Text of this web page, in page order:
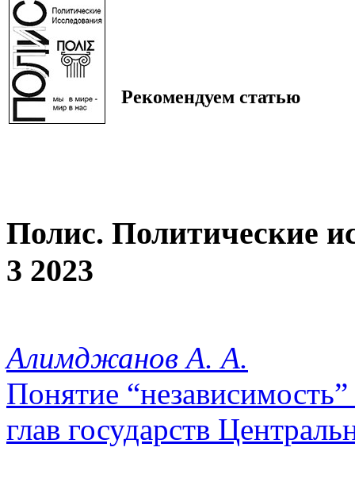
Рекомендуем статью
Полис. Политические
3 2023
Алимджанов А. А.
Понятие
глав государств